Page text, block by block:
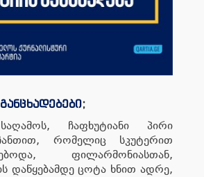
განცხადებები;
ჩაფხუტიანი პირი
რომელიც სკუტერით
ფილარმონიასთან,
დაწყებამდე ცოტა ხნით ადრე,